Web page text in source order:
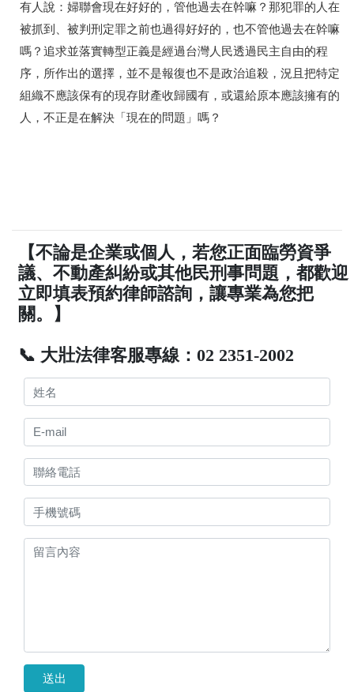
有人說：婦聯會現在好好的，管他過去在幹嘛？那犯罪的人在
被抓到、被判刑定罪之前也過得好好的，也不管他過去在幹嘛
嗎？追求並落實轉型正義是經過台灣人民透過民主自由的程
序，所作出的選擇，並不是報復也不是政治追殺，況且把特定
組織不應該保有的現存財產收歸國有，或還給原本應該擁有的
人，不正是在解決「現在的問題」嗎？
【不論是企業或個人，若您正面臨勞資爭
議、不動產糾紛或其他民刑事問題，都歡迎
立即填表預約律師諮詢，讓專業為您把
關。】
📞 大壯法律客服專線：02 2351-2002
送出